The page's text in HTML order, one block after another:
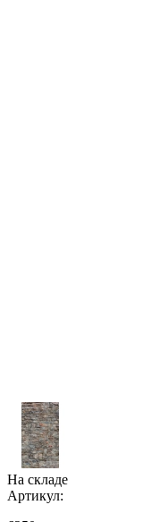
На складе
Артикул: